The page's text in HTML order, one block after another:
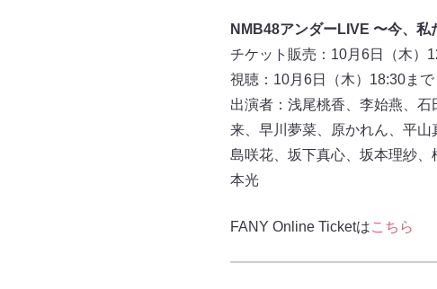
NMB48アンダーLIVE 〜今、私
チケット販売：10月6日（木）
視聴：10月6日（木）18:30まで
出演者：浅尾桃香、李始燕、
来、早川夢菜、原かれん、平
島咲花、坂下真心、坂本理紗
本光
FANY Online Ticketはこちら